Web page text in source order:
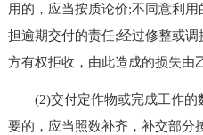
用的，应当按质论价;不同意利
担逾期交付的责任;经过修整或
方有权拒收，由此造成的损失由
(2)交付定作物或完成工作的
要的，应当照数补齐，补交部分